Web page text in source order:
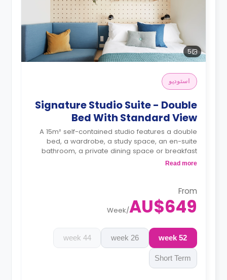
5
استوديو
Signature Studio Suite - Double
Bed With Standard View
A 15m² self-contained studio features a double
bed, a wardrobe, a study space, an en-suite
bathroom, a private dining space or breakfast
bar, and a fully fitted kitchenette.
Read more
From
AU$649
/
Week
52 week
26 week
44 week
Short Term